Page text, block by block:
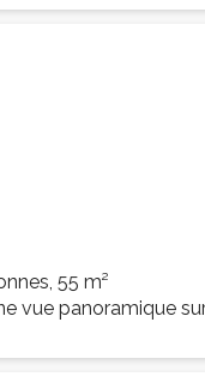
55 m²
vue panoramique